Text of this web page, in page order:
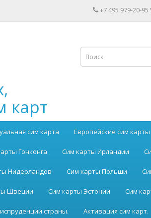
+7 495 979-20-
карт
сим карта Европейские сим карты
Гонконга Сим карты Ирландии
Нидерландов Сим карты Польши
Швеции Сим карты Эстонии Сим
страны. Активация сим карт.